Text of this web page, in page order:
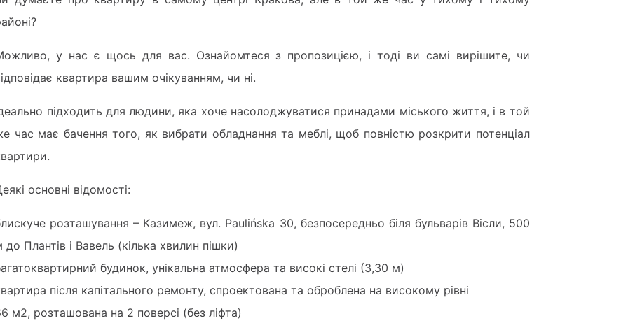
у нас є щось для вас. Ознайомтеся з пропозицією, і тоді ви самі вирішите, чи
квартира вашим очікуванням, чи ні.
підходить для людини, яка хоче насолоджуватися принадами міського життя, і в той
час має бачення того, як вибрати обладнання та меблі, щоб повністю розкрити потенціал
основні відомості:
розташування – Казимеж, вул. Paulińska 30, безпосередньо біля бульварів Вісли, 500
до Плантів і Вавель (кілька хвилин пішки)
будинок, унікальна атмосфера та високі стелі (3,30 м)
після капітального ремонту, спроектована та оброблена на високому рівні
м2, розташована на 2 поверсі (без ліфта)